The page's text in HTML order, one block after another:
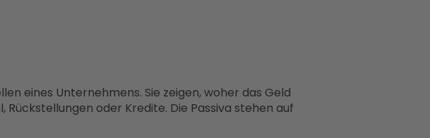
eines Unternehmens. Sie zeigen, woher das Geld
oder Kredite. Die Passiva stehen auf